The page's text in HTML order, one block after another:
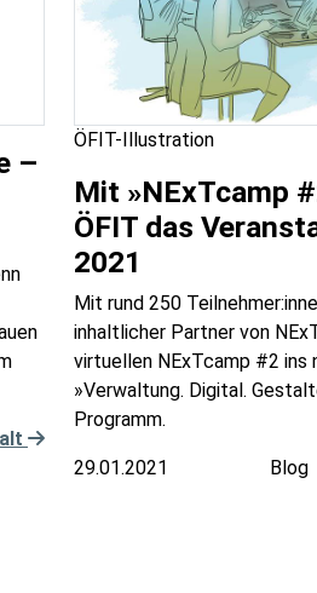
–
ÖFIT-Illustration
Mit »NExTcamp
ÖFIT das
2021
Mit rund 250
inhaltlicher Partner von
virtuellen NExTcamp #2 ins
»Verwaltung. Digital.
Programm.
29.01.2021 Blog